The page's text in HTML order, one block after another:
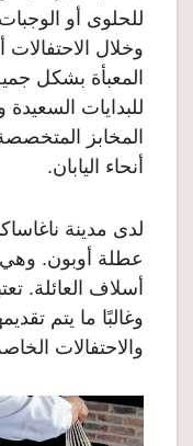
للحلوى أو
وخلال الاحتفالات
المعبأة بشكل
للبدايات
المخابز
أنحاء اليابان.
لدى مدينة
عطلة أوبون. وهي
أسلاف العائلة.
وغالبًا ما يتم
والاحتفالات